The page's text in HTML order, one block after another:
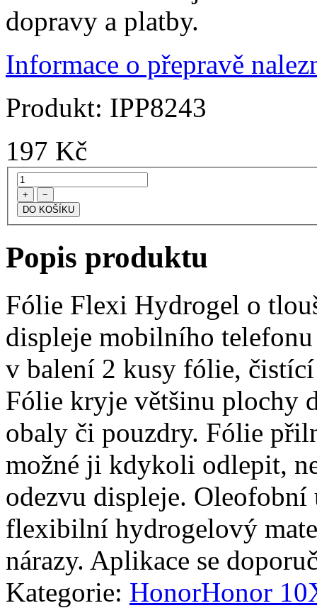
dopravy a platby.
Informace o přepravě
Produkt: IPP8243
197 Kč
+ −
Popis produktu
Fólie Flexi Hydrogel o
displeje mobilního
v balení 2 kusy fólie,
Fólie kryje většinu plochy
obaly či pouzdry. Fólie
možné ji kdykoli odlepit,
odezvu displeje.
flexibilní hydrogelový
nárazy. Aplikace se
Kategorie: HonorHonor